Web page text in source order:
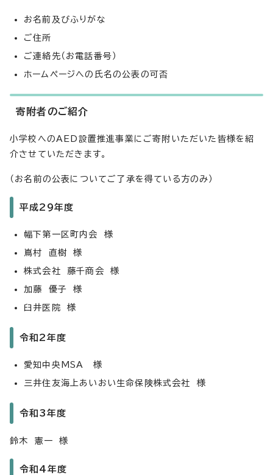
お名前及びふりがな
ご住所
ご連絡先（お電話番号）
ホームページへの氏名の公表の可否
寄附者のご紹介
小学校へのAED設置推進事業にご寄附いただいた皆様を紹
介させていただきます。
（お名前の公表についてご了承を得ている方のみ）
平成29年度
幅下第一区町内会 様
嶌村 直樹 様
株式会社 藤千商会 様
加藤 優子 様
臼井医院 様
令和2年度
愛知中央MSA 様
三井住友海上あいおい生命保険株式会社 様
令和3年度
鈴木 憲一 様
令和4年度